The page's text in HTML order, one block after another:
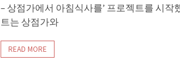
– 상점가에서 아침식사를’ 프로젝트를 시작
트는 상점가와
READ MORE